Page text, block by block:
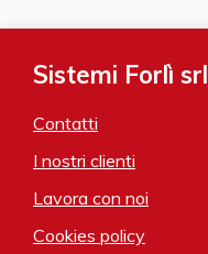
Sistemi Forlì srl
Contatti
I nostri clienti
Lavora con noi
Cookies policy